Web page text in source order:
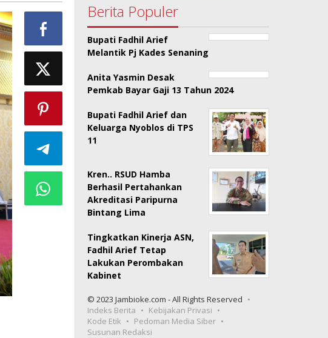
Berita Populer
Bupati Fadhil Arief
Melantik Pj Kades Senaning
Anita Yasmin Desak
Pemkab Bayar Gaji 13 Tahun 2024
Bupati Fadhil Arief dan
Keluarga Nyoblos di TPS
11
Kren.. RSUD Hamba
Berhasil Pertahankan
Akreditasi Paripurna
Bintang Lima
Tingkatkan Kinerja ASN,
Fadhil Arief Tetap
Lakukan Perombakan
Kabinet
© 2023 Jambioke.com - All Rights Reserved
Indeks Berita
Kebijakan Privasi
Kode Etik
Pedoman Media Siber
Susunan Redaksi